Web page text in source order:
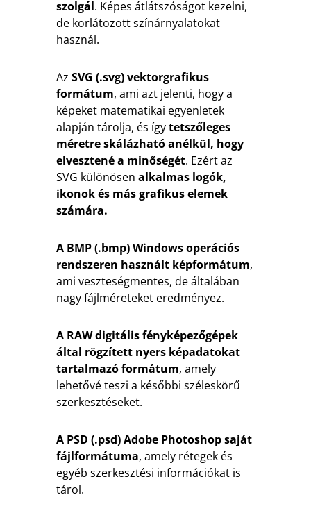
szolgál. Képes átlátszóságot kezelni,
de korlátozott színárnyalatokat
használ.
Az SVG (.svg) vektorgrafikus
formátum, ami azt jelenti, hogy a
képeket matematikai egyenletek
alapján tárolja, és ígytetszőleges
méretre skálázható anélkül, hogy
elvesztené a minőségét. Ezért az
SVG különösen alkalmas logók,
ikonok és más grafikus elemek
számára.
A BMP (.bmp) Windows operációs
rendszeren használt képformátum,
ami veszteségmentes, de általában
nagy fájlméreteket eredményez.
A RAW digitális fényképezőgépek
által rögzített nyers képadatokat
tartalmazó formátum, amely
lehetővé teszi a későbbi széleskörű
szerkesztéseket.
A PSD (.psd) Adobe Photoshop saját
fájlformátuma, amely rétegek és
egyéb szerkesztési információkat is
tárol.